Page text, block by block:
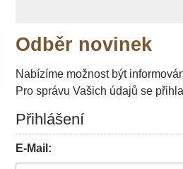
Odběr novinek
Nabízíme možnost být
Pro správu Vašich údajů se
Přihlášení
E-Mail: